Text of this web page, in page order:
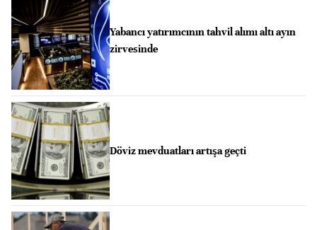
Yabancı yatırımcının tahvil alımı altı ayın
zirvesinde
Döviz mevduatları artışa geçti